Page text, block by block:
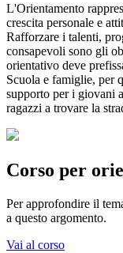
L'Orientamento
crescita personale e
Rafforzare i talenti,
consapevoli sono gli
orientativo deve
Scuola e famiglie, per
supporto per i giovani
ragazzi a trovare la
Corso per
Per approfondire il
a questo argomento.
Vai al corso